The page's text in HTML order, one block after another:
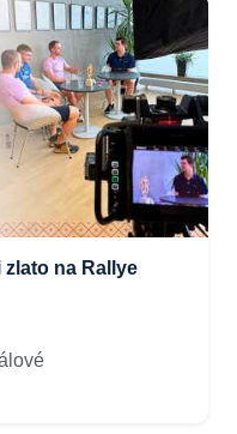
na Rallye